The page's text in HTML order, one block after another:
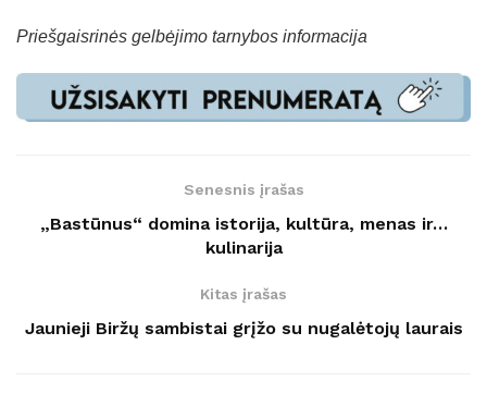
Priešgaisrinės gelbėjimo tarnybos informacija
Senesnis įrašas
„Bastūnus“ domina istorija, kultūra, menas ir…
kulinarija
Kitas įrašas
Jaunieji Biržų sambistai grįžo su nugalėtojų laurais